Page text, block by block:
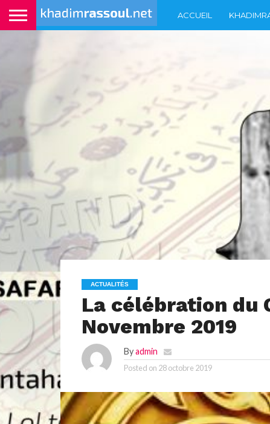
ACCUEIL
ACTUALITÉS
La célébration du
Novembre 2019
Byadmin
Posted on 28 octobre 2019